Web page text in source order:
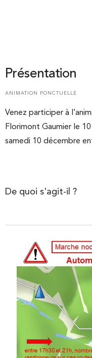
Présentation
ANIMATION PONCTUELLE
Venez participer à
Florimont Gaumier le
samedi 10 décembre
De quoi s'agit-il ?